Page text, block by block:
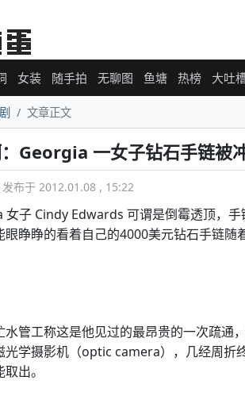
女装 随手拍 无聊图 鱼塘 热榜 大吐
文章正文
Georgia 一女子钻石手链被
发布于 2012.01.08 , 15:22
女子 Cindy Edwards 可谓是倒霉透顶，
眼睁睁的看着自己的4000美元钻石手链随
水管工称这是他见过的最昂贵的一次疏通
光学摄影机（optic camera），几经周折
出。